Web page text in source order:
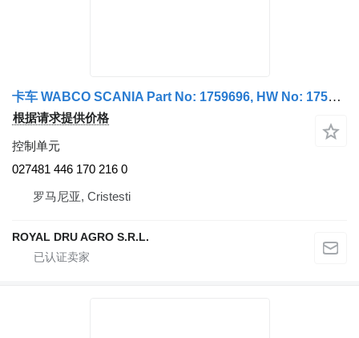
卡车 WABCO SCANIA Part No: 1759696, HW No: 1759698 的 控制单元 Unitate de Control ELC 027481
根据请求提供价格
控制单元
027481 446 170 216 0
罗马尼亚, Cristesti
ROYAL DRU AGRO S.R.L.